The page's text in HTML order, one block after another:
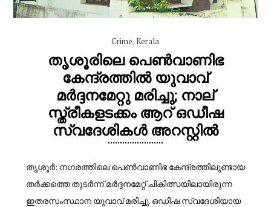
Crime, Kerala
തൃശൂരിലെ പെൺവാണിഭ
കേന്ദ്രത്തിൽ യുവാവ്
മർദ്ദനമേറ്റു മരിച്ചു; നാല്
സ്ത്രീകളടക്കം ആറ് ഒഡീഷ
സ്വദേശികൾ അറസ്റ്റിൽ
തൃശൂർ: നഗരത്തിലെ പെൺവാണിഭ കേന്ദ്രത്തിലുണ്ടായ
തർക്കത്തെ തുടർന്ന് മർദ്ദനമേറ്റ് ചികിത്സയിലായിരുന്ന
ഇതരസംസ്ഥാന യുവാവ് മരിച്ചു. ഒഡീഷ സ്വദേശിയായ